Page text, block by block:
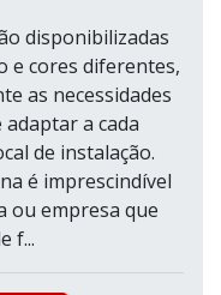
disponibilizadas
e cores diferentes,
as necessidades
a cada
de instalação.
é imprescindível
ou empresa que
f...